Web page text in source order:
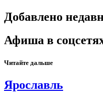
Добавлено
Афиша в
Читайте дальше
Ярославль